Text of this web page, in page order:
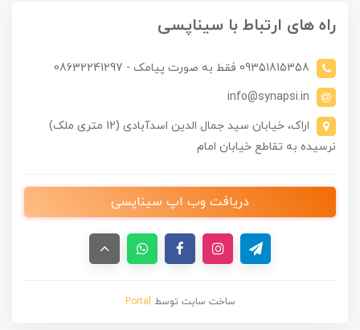
راه های ارتباط با سیناپسی
09351815358 فقط به صورت پیامک - 08632241297
info@synapsi.in
اراک، خیابان سید جمال الدین اسدآبادی (12 متری ملک)
نرسیده به تقاطع خیابان امام
دریافت وب اپ سیناپسی
ساخت سایت توسط Portal